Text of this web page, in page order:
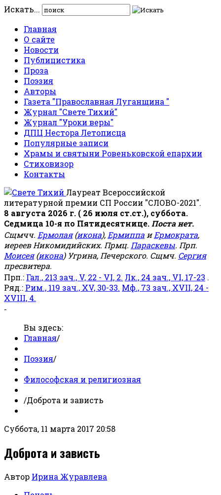
Искать...
Главная
О сайте
Новости
Публицистика
Проза
Поэзия
Авторы
Газета "Православная Луганщина "
Журнал "Свете Тихий"
Журнал "Уроки веры"
ДПЦ Нестора Летописца
Популярные записи
Храмы и святыни Ровеньковской епархии
Стиховизор
Контакты
Лауреат Всероссийской
литературной премии СП России "СЛОВО-2021".
8 августа 2026 г. ( 26 июля ст.ст.), суббота.
Седмица 10-я по Пятидесятнице. Поста нет.
Сщмчч. Ермолая(икона), Ермиппа иЕрмократа,
иереев Никомидийских. Прмц. Параскевы. Прп.
Моисея(икона) Угрина, Печерского. Сщмч. Сергия
пресвитера.
Прп.: Гал., 213 зач., V, 22 - VI, 2. Лк., 24 зач., VI, 17-23 .
Ряд.: Рим., 119 зач., XV, 30-33. Мф., 73 зач., XVII, 24 -
XVIII, 4.
-
Вы здесь:
Главная/
Поэзия/
Философская и религиозная
/Доброта и зависть
Суббота, 11 марта 2017 20:58
Доброта и зависть
Автор Ирина Журавлева